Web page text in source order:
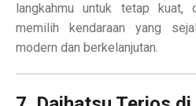
langkahmu untuk tetap kuat,
memilih kendaraan yang
modern dan berkelanjutan.